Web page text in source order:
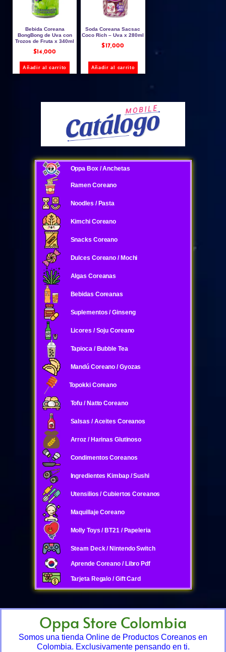
Bebida Coreana
BongBong de Uva con
Trozos de Fruta x 340ml
$14,000
Añadir al carrito
Soda Coreana Sacsac
Coco Rich – Uva x 280ml
$17,000
Añadir al carrito
Oppa Box / Anchetas
Ramen Coreano
Noodles / Pasta
Kimchi Coreano
Snacks Coreano
Dulces Coreano / Mochi
Algas Coreanas
Bebidas Coreanas
Suplementos / Ginseng
Licores / Soju Coreano
Tapioca / Bubble Tea
Mandú Coreano / Gyozas
Topokki Coreano
Tofu / Natto Coreano
Salsas / Aceites Coreanos
Arroz / Harinas Glutinoso
Condimentos Coreanos
Ingredientes Kimbap / Sushi
Utensilios / Cubiertos Coreanos
Maquillaje Coreano
Molly Toys / BT21 / Papeleria
Steam Deck / Nintendo Switch
Aprende Coreano / Libro Pdf
Tarjeta Regalo / Gift Card
Oppa Store Colombia
Somos una tienda Online de Productos Coreanos en
Colombia. Exclusivamente pensando en ti.